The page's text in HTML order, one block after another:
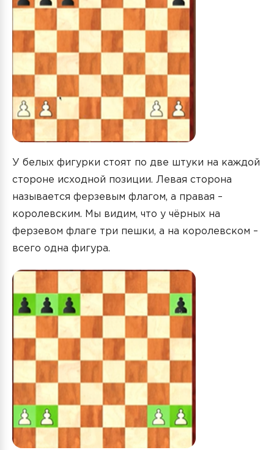
У белых фигурки стоят по две штуки на каждой
стороне исходной позиции. Левая сторона
называется ферзевым флагом, а правая –
королевским. Мы видим, что у чёрных на
ферзевом флаге три пешки, а на королевском –
всего одна фигура.